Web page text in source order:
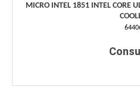
MICRO INTEL 1851 INTEL CORE